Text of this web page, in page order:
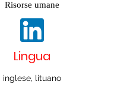
Risorse umane
Lingua
inglese, lituano